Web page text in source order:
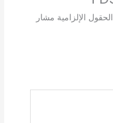
الحقول الإلزامية مشار